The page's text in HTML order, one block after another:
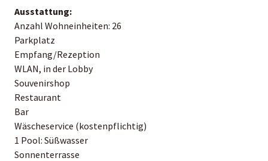
Ausstattung:
Anzahl Wohneinheiten: 26
Parkplatz
Empfang/Rezeption
WLAN, in der Lobby
Souvenirshop
Restaurant
Bar
Wäscheservice (kostenpflichtig)
1 Pool: Süßwasser
Sonnenterrasse